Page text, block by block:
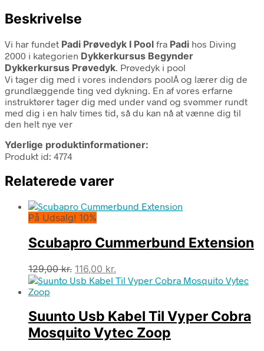
Beskrivelse
Vi har fundet Padi Prøvedyk I Pool fra Padi hos Diving
2000 i kategorien Dykkerkursus Begynder
Dykkerkursus Prøvedyk. Prøvedyk i pool
Vi tager dig med i vores indendørs poolÂ og lærer dig de
grundlæggende ting ved dykning. En af vores erfarne
instruktører tager dig med under vand og svømmer rundt
med dig i en halv times tid, så du kan nå at vænne dig til
den helt nye ver
Yderlige produktinformationer:
Produkt id: 4774
Relaterede varer
På Udsalg! 10%
Scubapro Cummerbund Extension
129,00kr. Den
oprindelige
129,00 kr..
116,00 kr.
aktuelle
116,00 kr..
Suunto Usb Kabel Til Vyper Cobra
Mosquito Vytec Zoop